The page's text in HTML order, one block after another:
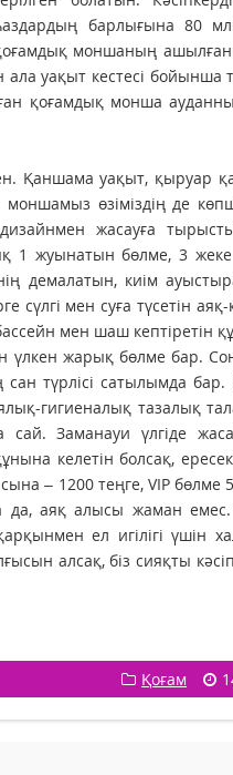
барлығына 80
моншаның
уақыт кестесі
қоғамдық монша
Қан­шама уақыт, қыр­уар
мон­шамыз өзіміз­дің де
жасауға
1 жуынатын бөлме, 3
демалатын, киім
мен суға түсетін
мен шаш кептіретін
үлкен жарық бөлме бар.
түрлісі сатылымда
гигиеналық тазалық
Заманауи үлгіде
келетін болсақ,
– 1200 теңге, VIP бөлме
да, аяқ алысы жаман
ел игілігі үшін
алсақ, біз сияқты
Қоғам